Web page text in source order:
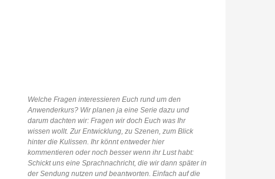
Welche Fragen interessieren Euch rund um den
Anwenderkurs? Wir planen ja eine Serie dazu und
darum dachten wir: Fragen wir doch Euch was Ihr
wissen wollt. Zur Entwicklung, zu Szenen, zum Blick
hinter die Kulissen. Ihr könnt entweder hier
kommentieren oder noch besser wenn ihr Lust habt:
Schickt uns eine Sprachnachricht, die wir dann später in
der Sendung nutzen und beantworten. Einfach auf die